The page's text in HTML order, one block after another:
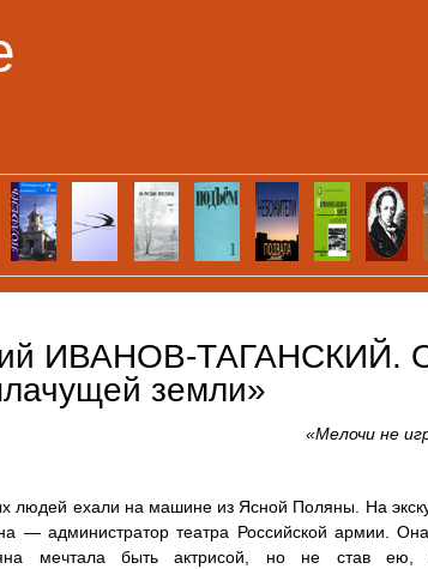
ИВАНОВ-ТАГАНСКИЙ.
земли»
«Мелочи не
людей ехали на машине из Ясной Поляны. На
— администратор театра Российской армии.
мечтала быть актрисой, но не став ею,